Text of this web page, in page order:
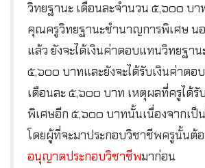
วิทยฐานะ เดือนละจำนวน ๕,๖๐๐ บ
คุณครูวิทยฐานะชำนาญการพิเศษ นอ
แล้ว ยังจะได้เงินค่าตอบแทนวิทยฐาน
๕,๖๐๐ บาทและยังจะได้รับเงินค่าต
เดือนละ ๕,๖๐๐ บาท เหตุผลที่ครูได้
พิเศษอีก ๕,๖๐๐ บาทนั้นเนื่องจากเป็
โดยผู้ที่จะมาประกอบวิชาชีพครูนั้นต้อ
อนุญาตประกอบวิชาชีพมาก่อน